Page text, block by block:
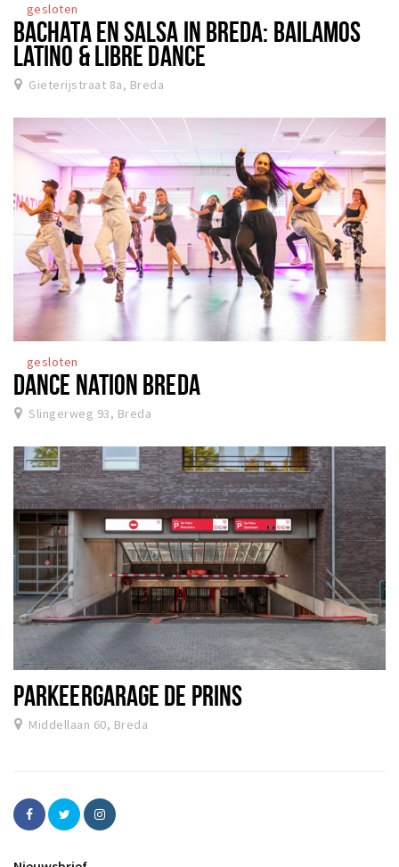
gesloten
BACHATA EN SALSA IN BREDA: BAILAMOS
LATINO & LIBRE DANCE
Gieterijstraat 8a, Breda
gesloten
DANCE NATION BREDA
Slingerweg 93, Breda
PARKEERGARAGE DE PRINS
Middellaan 60, Breda